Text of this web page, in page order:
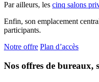
Par ailleurs, les cinq salons
Enfin, son emplacement
participants.
Notre offre Plan d’accès
Nos offres de bureaux,